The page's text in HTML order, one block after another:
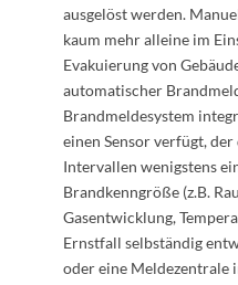
ausgelöst werden.
kaum mehr alleine im
Evakuierung von
automatischer
Brandmeldesystem
einen Sensor verfügt,
Intervallen wenigstens
Brandkenngröße (z.B.
Gasentwicklung,
Ernstfall selbständig
oder eine Meldezentrale